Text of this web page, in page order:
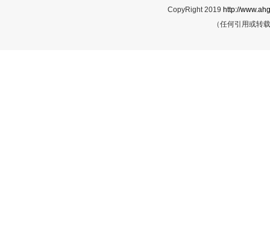
CopyRight 2019 http://
（任何引用或转